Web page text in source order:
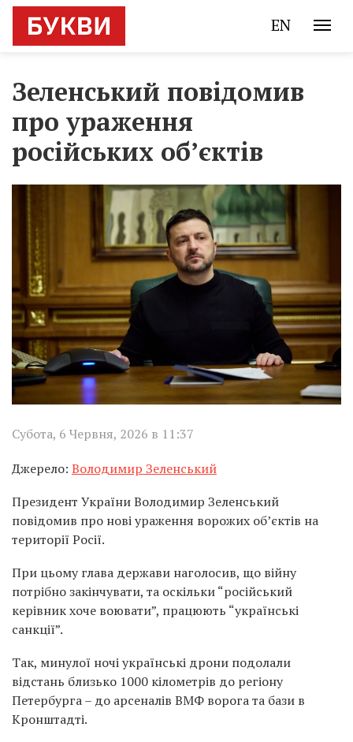
EN
Зеленський повідомив
про ураження
російських об’єктів
Субота, 6 Червня, 2026 в 11:37
Джерело: Володимир Зеленський
Президент України Володимир Зеленський
повідомив про нові ураження ворожих об’єктів на
території Росії.
При цьому глава держави наголосив, що війну
потрібно закінчувати, та оскільки “російський
керівник хоче воювати”, працюють “українські
санкції”.
Так, минулої ночі українські дрони подолали
відстань близько 1000 кілометрів до регіону
Петербурга – до арсеналів ВМФ ворога та бази в
Кронштадті.